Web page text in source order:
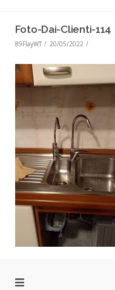
Foto-Dai-Clienti-114
89FlayWT 20/05/2022